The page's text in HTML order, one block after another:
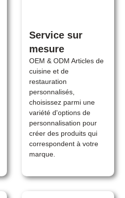
Service sur
mesure
OEM & ODM Articles de
cuisine et de
restauration
personnalisés,
choisissez parmi une
variété d'options de
personnalisation pour
créer des produits qui
correspondent à votre
marque.